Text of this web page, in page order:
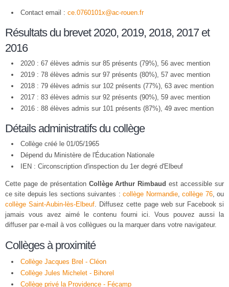
Contact email : ce.0760101x@ac-rouen.fr
Résultats du brevet 2020, 2019, 2018, 2017 et
2016
2020 : 67 élèves admis sur 85 présents (79%), 56 avec mention
2019 : 78 élèves admis sur 97 présents (80%), 57 avec mention
2018 : 79 élèves admis sur 102 présents (77%), 63 avec mention
2017 : 83 élèves admis sur 92 présents (90%), 59 avec mention
2016 : 88 élèves admis sur 101 présents (87%), 49 avec mention
Détails administratifs du collège
Collège créé le 01/05/1965
Dépend du Ministère de l'Éducation Nationale
IEN : Circonscription d'inspection du 1er degré d'Elbeuf
Cette page de présentation Collège Arthur Rimbaud est accessible sur
ce site depuis les sections suivantes :collège Normandie,collège 76, ou
collège Saint-Aubin-lès-Elbeuf. Diffusez cette page web sur Facebook si
jamais vous avez aimé le contenu fourni ici. Vous pouvez aussi la
diffuser par e-mail à vos collègues ou la marquer dans votre navigateur.
Collèges à proximité
Collège Jacques Brel - Cléon
Collège Jules Michelet - Bihorel
Collège privé la Providence - Fécamp